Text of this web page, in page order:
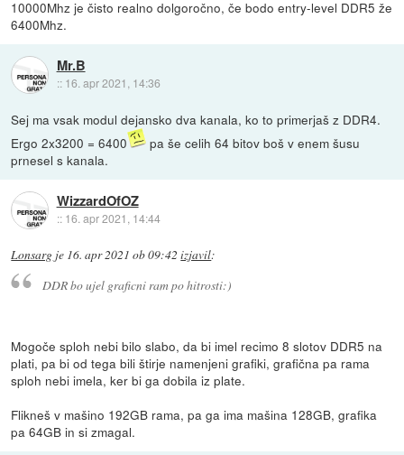
10000Mhz je čisto realno dolgoročno, če bodo entry-level DDR5 že
6400Mhz.
Mr.B
:: 16. apr 2021, 14:36
Sej ma vsak modul dejansko dva kanala, ko to primerjaš z DDR4.
Ergo 2x3200 = 6400
pa še celih 64 bitov boš v enem šusu
prnesel s kanala.
WizzardOfOZ
:: 16. apr 2021, 14:44
Lonsarg je 16. apr 2021 ob 09:42 izjavil:
DDR bo ujel graficni ram po hitrosti:)
Mogoče sploh nebi bilo slabo, da bi imel recimo 8 slotov DDR5 na
plati, pa bi od tega bili štirje namenjeni grafiki, grafična pa rama
sploh nebi imela, ker bi ga dobila iz plate.
Flikneš v mašino 192GB rama, pa ga ima mašina 128GB, grafika
pa 64GB in si zmagal.